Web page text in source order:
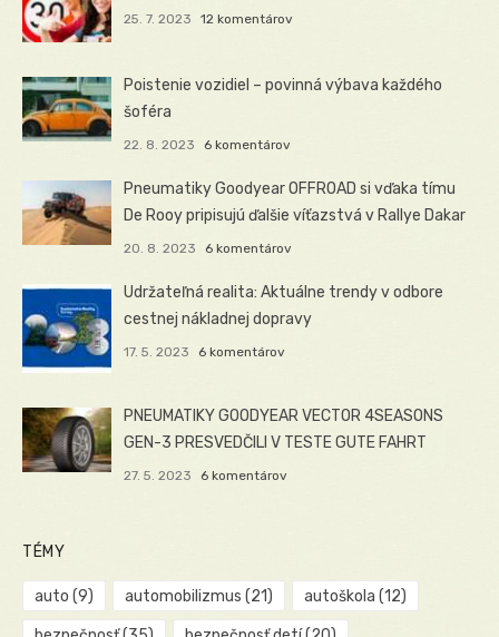
25. 7. 2023 12 komentárov
Poistenie vozidiel – povinná výbava každého
šoféra
22. 8. 2023 6 komentárov
Pneumatiky Goodyear OFFROAD si vďaka tímu
De Rooy pripisujú ďalšie víťazstvá v Rallye Dakar
20. 8. 2023 6 komentárov
Udržateľná realita: Aktuálne trendy v odbore
cestnej nákladnej dopravy
17. 5. 2023 6 komentárov
PNEUMATIKY GOODYEAR VECTOR 4SEASONS
GEN-3 PRESVEDČILI V TESTE GUTE FAHRT
27. 5. 2023 6 komentárov
TÉMY
auto (9) automobilizmus (21) autoškola (12)